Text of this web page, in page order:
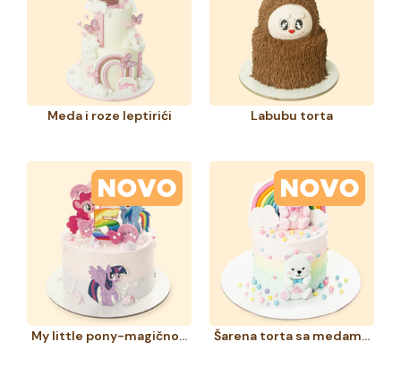
Meda i roze leptirići Labubu torta
My little pony-magično prijateljstvo Šarena torta sa medama i dugom